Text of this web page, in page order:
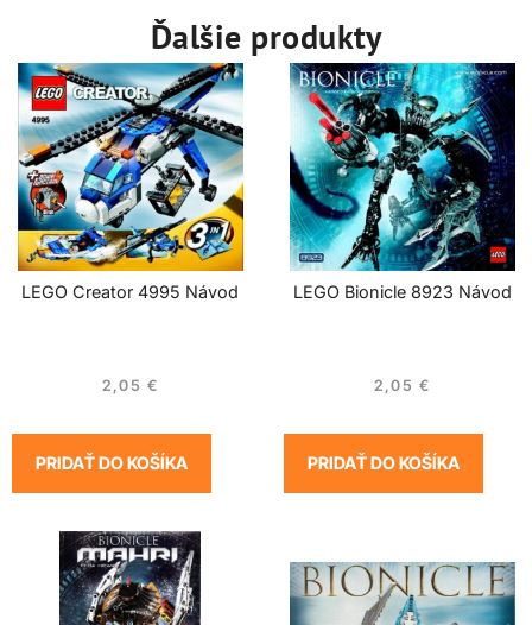
Ďalšie produkty
LEGO Creator 4995 Návod
2,05 €
PRIDAŤ DO KOŠÍKA
LEGO Bionicle 8923 Návod
2,05 €
PRIDAŤ DO KOŠÍKA